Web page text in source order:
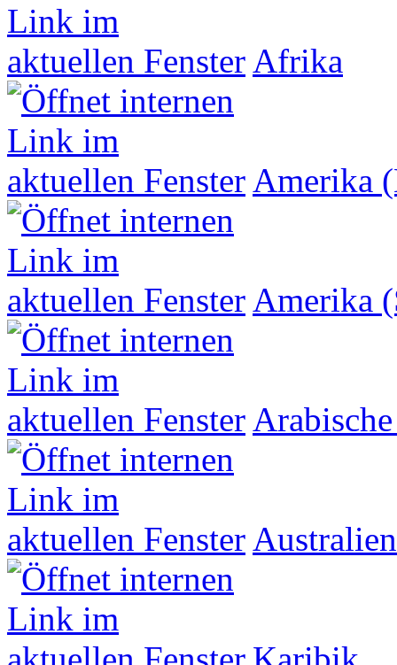
Afrika
Amerika
Amerika
Australien